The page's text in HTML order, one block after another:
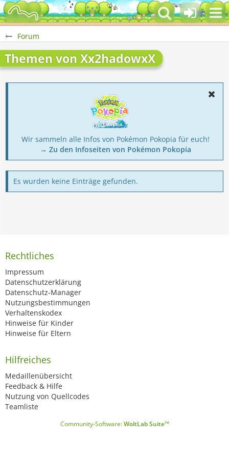
Forum
Themen von Xx2hadowxX
Wir sammeln alle Infos von Pokémon Pokopia für euch!
→ Zu den Infoseiten von Pokémon Pokopia
Es wurden keine Einträge gefunden.
Rechtliches
Impressum
Datenschutzerklärung
Datenschutz-Manager
Nutzungsbestimmungen
Verhaltenskodex
Hinweise für Kinder
Hinweise für Eltern
Hilfreiches
Medaillenübersicht
Feedback & Hilfe
Nutzung von Quellcodes
Teamliste
Community-Software:WoltLab Suite™